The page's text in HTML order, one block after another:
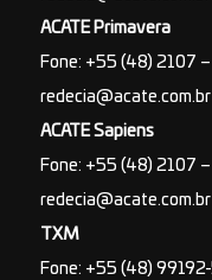
ACATE Primavera
Fone: +55 (48) 2107
redecia@acate.com.br
ACATE Sapiens
Fone: +55 (48) 2107
redecia@acate.com.br
TXM
Fone: +55 (48)